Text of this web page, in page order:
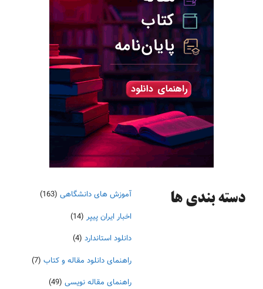
دسته‌ بندی ها آموزش های دانشگاهی (163)
اخبار ایران پیپر (14)
دانلود استاندارد (4)
راهنمای دانلود مقاله و کتاب (7)
راهنمای مقاله نویسی (49)